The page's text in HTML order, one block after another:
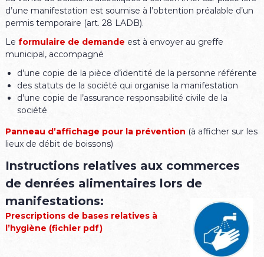
d’une manifestation est soumise à l’obtention préalable d’un
permis temporaire (art. 28 LADB).
Le formulaire de demande est à envoyer au greffe
municipal, accompagné
d’une copie de la pièce d’identité de la personne référente
des statuts de la société qui organise la manifestation
d’une copie de l’assurance responsabilité civile de la
société
Panneau d’affichage pour la prévention (à afficher sur les
lieux de débit de boissons)
Instructions relatives aux commerces
de denrées alimentaires lors de
manifestations:
Prescriptions de bases relatives à
l’hygiène (fichier pdf)